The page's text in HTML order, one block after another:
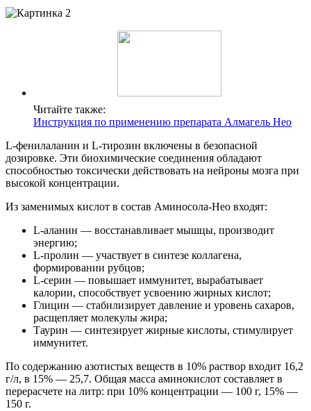
Читайте также:
Инструкция по применению препарата Алмагель Нео
L-фенилаланин и L-тирозин включены в безопасной
дозировке. Эти биохимические соединения обладают
способностью токсически действовать на нейроны мозга при
высокой концентрации.
Из заменимых кислот в состав Аминосола-Нео входят:
L-аланин — восстанавливает мышцы, производит
энергию;
L-пролин — участвует в синтезе коллагена,
формировании рубцов;
L-серин — повышает иммунитет, вырабатывает
калории, способствует усвоению жирных кислот;
Глицин — стабилизирует давление и уровень сахаров,
расщепляет молекулы жира;
Таурин — синтезирует жирные кислоты, стимулирует
иммунитет.
По содержанию азотистых веществ в 10% раствор входит 16,2
г/л, в 15% — 25,7. Общая масса аминокислот составляет в
перерасчете на литр: при 10% концентрации — 100 г, 15% —
150 г.